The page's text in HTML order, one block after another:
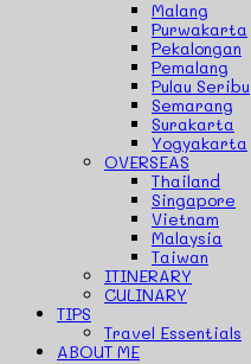
Malang
Purwakarta
Pekalongan
Pemalang
Pulau Seribu
Semarang
Surakarta
Yogyakarta
OVERSEAS
Thailand
Singapore
Vietnam
Malaysia
Taiwan
ITINERARY
CULINARY
TIPS
Travel Essentials
ABOUT ME